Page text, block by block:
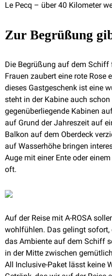
Le Pecq – über 40 Kilometer
Zur Begrüßung
Die Begrüßung auf dem Schiff
Frauen zaubert eine rote Rose
dieses Gastgeschenk ist eine
steht in der Kabine auch
gegenüberliegende Kabinen
auf Grund der Jahreszeit auf
Balkon auf dem Oberdeck
auf Wasserhöhe bringen
Auge mit einer Ente oder
oft.
Auf der Reise mit A-ROSA
wohlfühlen. Das gelingt sofort,
das Ambiente auf dem Schiff
in der Mitte zwischen
All Inclusive-Paket lässt keine